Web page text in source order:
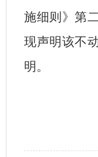
施细则》第
现声明该不
明。